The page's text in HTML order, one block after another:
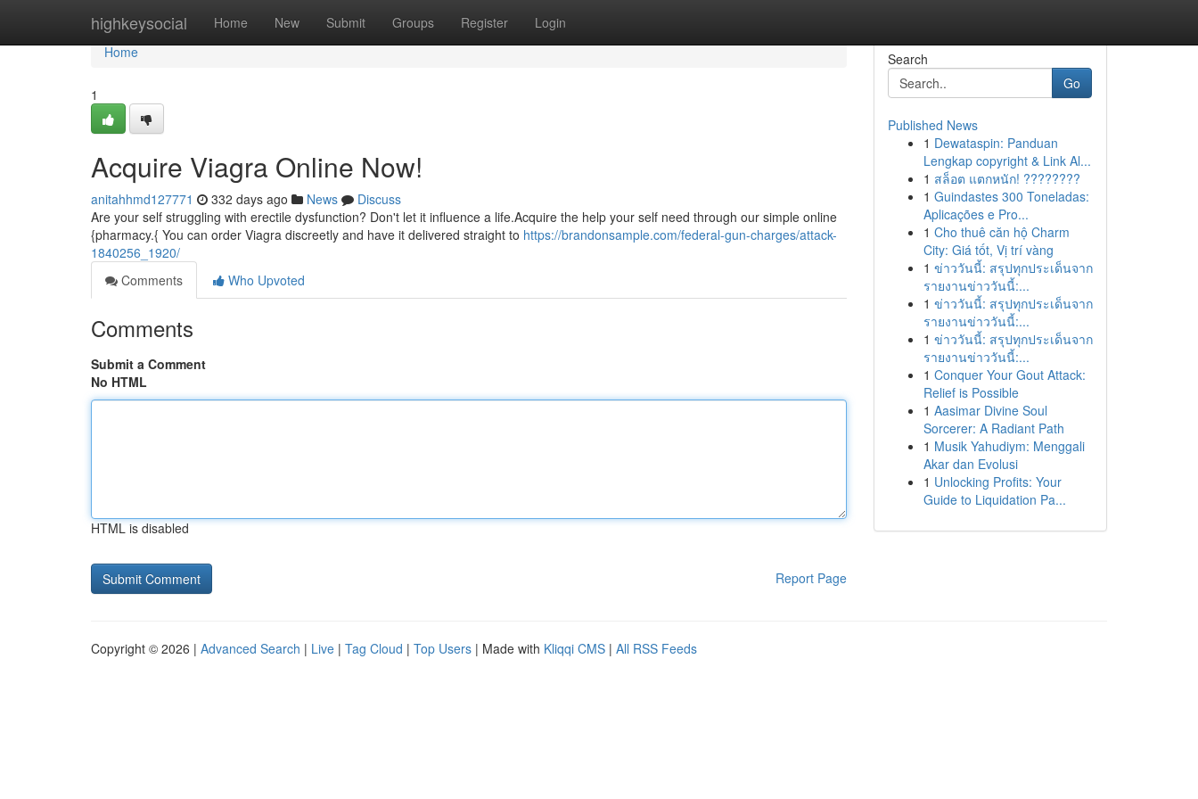
highkeysocial Home New Submit Groups Register Login
Home
Home
1
Acquire Viagra Online Now!
anitahhmd127771 332 days ago News
Discuss
Are your self struggling with erectile dysfunction? Don't let it influence a life.Acquire the help your self need through our simple online
{pharmacy.{ You can order Viagra discreetly and have it delivered straight to https://brandonsample.com/federal-gun-charges/attack-
1840256_1920/
Comments
Who Upvoted
Comments
Submit a Comment
No HTML
HTML is disabled
Report Page
Search
Go
Published News
1 Dewataspin: Panduan
Lengkap copyright & Link Al...
1 สล็อต แตกหนัก! ????????
1 Guindastes 300 Toneladas:
Aplicações e Pro...
1 Cho thuê căn hộ Charm
City: Giá tốt, Vị trí vàng
1 ข่าววันนี้: สรุปทุกประเด็นจาก
รายงานข่าววันนี้:...
1 ข่าววันนี้: สรุปทุกประเด็นจาก
รายงานข่าววันนี้:...
1 ข่าววันนี้: สรุปทุกประเด็นจาก
รายงานข่าววันนี้:...
1 Conquer Your Gout Attack:
Relief is Possible
1 Aasimar Divine Soul
Sorcerer: A Radiant Path
1 Musik Yahudiym: Menggali
Akar dan Evolusi
1 Unlocking Profits: Your
Guide to Liquidation Pa...
Copyright © 2026 | Advanced Search | Live | Tag Cloud | Top Users | Made with Kliqqi CMS | All RSS Feeds